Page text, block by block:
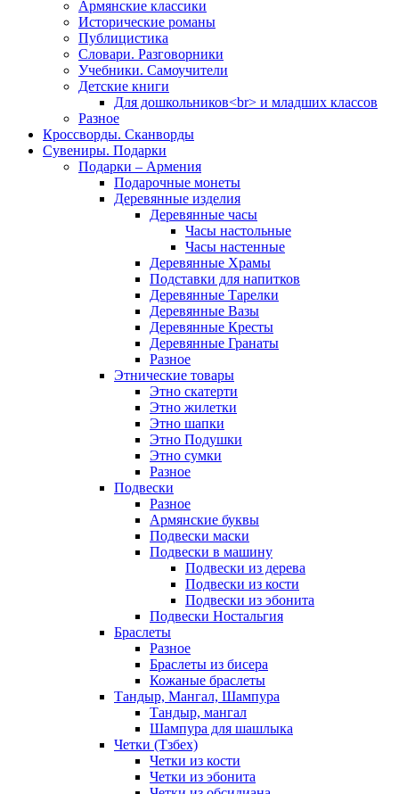
Армянские классики
Исторические романы
Публицистика
Словари. Разговорники
Учебники. Самоучители
Детские книги
Для дошкольников<br> и младших классов
Разное
Кроссворды. Сканворды
Сувениры. Подарки
Подарки – Армения
Подарочные монеты
Деревянные изделия
Деревянные часы
Часы настольные
Часы настенные
Деревянные Храмы
Подставки для напитков
Деревянные Тарелки
Деревянные Вазы
Деревянные Кресты
Деревянные Гранаты
Разное
Этнические товары
Этно скатерти
Этно жилетки
Этно шапки
Этно Подушки
Этно сумки
Разное
Подвески
Разное
Армянские буквы
Подвески маски
Подвески в машину
Подвески из дерева
Подвески из кости
Подвески из эбонита
Подвески Ностальгия
Браслеты
Разное
Браслеты из бисера
Кожаные браслеты
Тандыр, Мангал, Шампура
Тандыр, мангал
Шампура для шашлыка
Четки (Тзбех)
Четки из кости
Четки из эбонита